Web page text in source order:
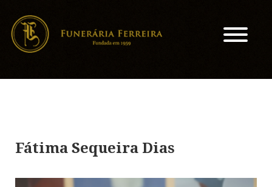
Fátima Sequeira Dias